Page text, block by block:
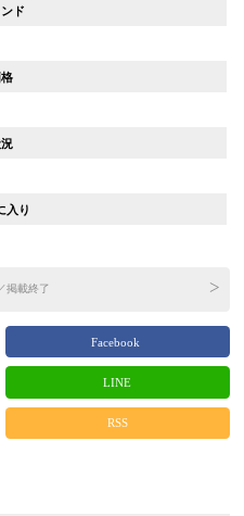
ド
入り
掲載終了
Facebook
LINE
RSS